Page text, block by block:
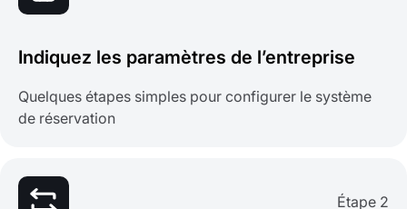
Indiquez les paramètres de l’entreprise
Quelques étapes simples pour configurer le système
de réservation
Étape 2